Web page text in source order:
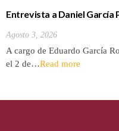
Entrevista a Daniel García
Agosto 3, 2026
A cargo de Eduardo García
el 2 de…Read more